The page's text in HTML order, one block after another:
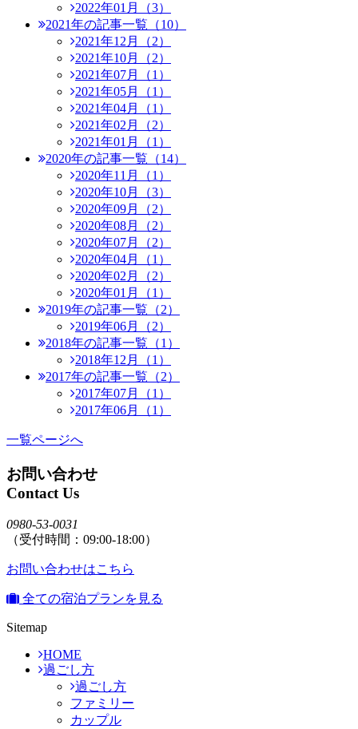
2022年01月（3）
2021年の記事一覧（10）
2021年12月（2）
2021年10月（2）
2021年07月（1）
2021年05月（1）
2021年04月（1）
2021年02月（2）
2021年01月（1）
2020年の記事一覧（14）
2020年11月（1）
2020年10月（3）
2020年09月（2）
2020年08月（2）
2020年07月（2）
2020年04月（1）
2020年02月（2）
2020年01月（1）
2019年の記事一覧（2）
2019年06月（2）
2018年の記事一覧（1）
2018年12月（1）
2017年の記事一覧（2）
2017年07月（1）
2017年06月（1）
一覧ページへ
お問い合わせ
Contact Us
0980-53-0031
（受付時間：09:00-18:00）
お問い合わせはこちら
全ての宿泊プランを見る
Sitemap
HOME
過ごし方
過ごし方
ファミリー
カップル